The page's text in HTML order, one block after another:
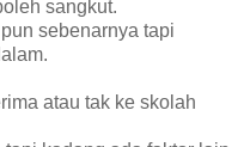
sangkut.
sebenarnya tapi
atau tak ke skolah